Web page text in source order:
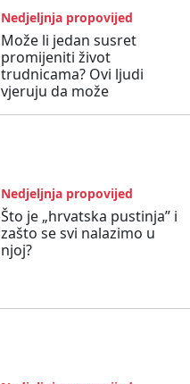
Nedjeljnja propovijed
Može li jedan susret
promijeniti život
trudnicama? Ovi ljudi
vjeruju da može
Nedjeljnja propovijed
Što je „hrvatska pustinja” i
zašto se svi nalazimo u
njoj?